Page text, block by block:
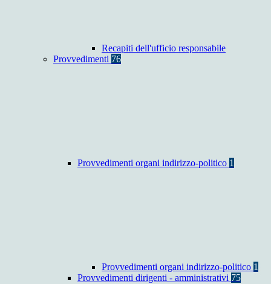
Recapiti dell'ufficio responsabile
Provvedimenti 76
Provvedimenti organi indirizzo-politico 1
Provvedimenti organi indirizzo-politico 1
Provvedimenti dirigenti - amministrativi 75